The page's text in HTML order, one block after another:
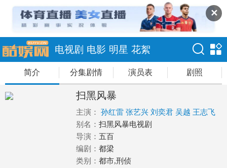
✕
电视剧 电影 明星 花絮
简介 分集剧情 演员表 剧照
扫黑风暴
主演： 孙红雷 张艺兴 刘奕君 吴越 王志飞
别名： 扫黑风暴电视剧
导演： 五百
编剧： 都梁
类别： 都市,刑侦